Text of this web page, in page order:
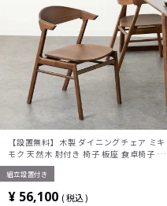
【設置無料】木製 ダイニングチェア ミキ
モク 天然木 肘付き 椅子 板座 食卓椅子 ウ
ォールナット ラバーウッド リビング椅子
木製椅子 おしゃれ シンプル ダイニング
組立設置付き
¥ 56,100 税込